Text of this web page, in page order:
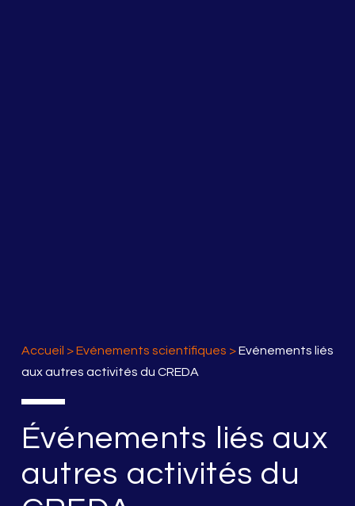
Accueil >Evénements scientifiques >Evénements liés
aux autres activités du CREDA
Événements liés aux
autres activités du